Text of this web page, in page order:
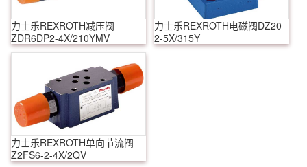
力士乐REXROTH减压阀
ZDR6DP2-4X/210YMV
力士乐REXROTH电磁阀DZ20-
2-5X/315Y
力士乐REXROTH单向节流阀
Z2FS6-2-4X/2QV